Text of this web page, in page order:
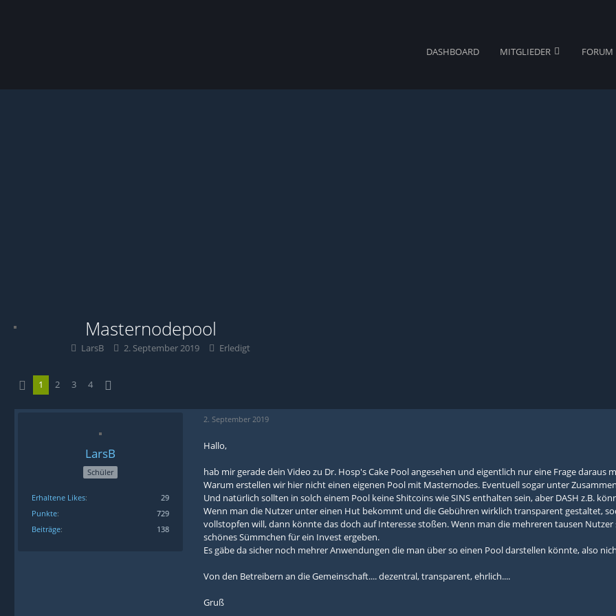
DASHBOARD MITGLIEDER FORUM
Masternodepool
LarsB 2. September 2019 Erledigt
1 2 3 4
LarsB
Schüler
Erhaltene Likes
29
Punkte
729
Beiträge
138
2. September 2019
Hallo,
hab mir gerade dein Video zu Dr. Hosp's Cake Pool angesehen und eigentlich nur eine Frage daraus
Warum erstellen wir hier nicht einen eigenen Pool mit Masternodes. Eventuell sogar unter
Und natürlich sollten in solch einem Pool keine Shitcoins wie SINS enthalten sein, aber DASH z.B.
Wenn man die Nutzer unter einen Hut bekommt und die Gebühren wirklich transparent gestaltet,
vollstopfen will, dann könnte das doch auf Interesse stoßen. Wenn man die mehreren tausen
schönes Sümmchen für ein Invest ergeben.
Es gäbe da sicher noch mehrer Anwendungen die man über so einen Pool darstellen könnte, also
Von den Betreibern an die Gemeinschaft.... dezentral, transparent, ehrlich....
Gruß